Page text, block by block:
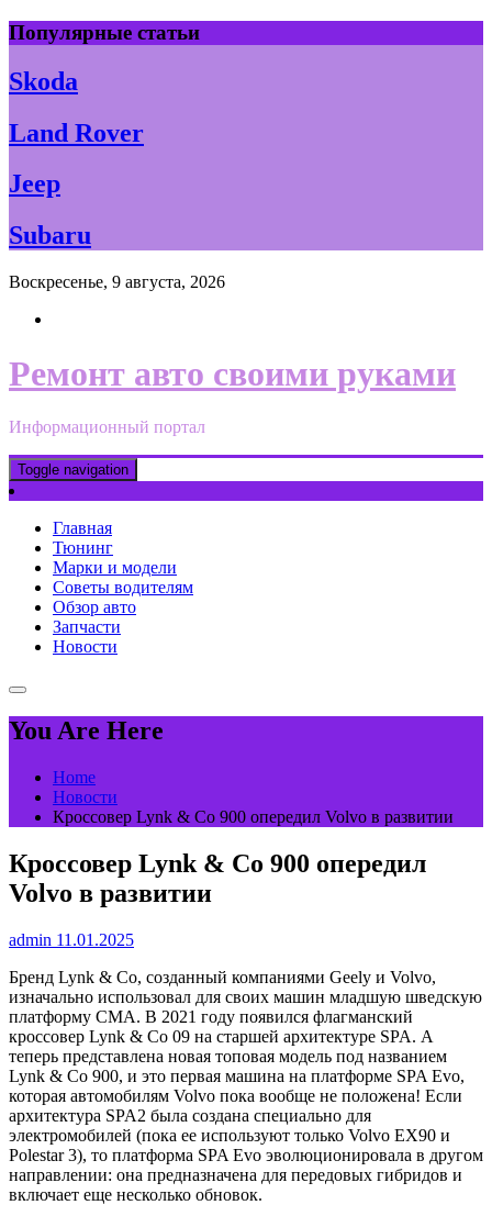
Skip
to
content
Популярные статьи
Skoda
Land Rover
Jeep
Subaru
Воскресенье, 9 августа, 2026
Ремонт авто своими руками
Информационный портал
Toggle navigation
Главная
Тюнинг
Марки и модели
Советы водителям
Обзор авто
Запчасти
Новости
You Are Here
Home
Новости
Кроссовер Lynk & Co 900 опередил Volvo в развитии
Кроссовер Lynk & Co 900 опередил
Volvo в развитии
admin 11.01.2025
Бренд Lynk & Co, созданный компаниями Geely и Volvo,
изначально использовал для своих машин младшую шведскую
платформу CMA. В 2021 году появился флагманский
кроссовер Lynk & Co 09 на старшей архитектуре SPA. А
теперь представлена новая топовая модель под названием
Lynk & Co 900, и это первая машина на платформе SPA Evo,
которая автомобилям Volvo пока вообще не положена! Если
архитектура SPA2 была создана специально для
электромобилей (пока ее используют только Volvo EX90 и
Polestar 3), то платформа SPA Evo эволюционировала в другом
направлении: она предназначена для передовых гибридов и
включает еще несколько обновок.